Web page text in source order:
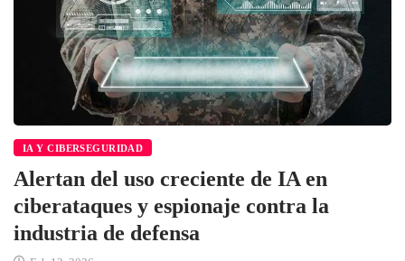
IA Y CIBERSEGURIDAD
Alertan del uso creciente de IA en
ciberataques y espionaje contra la
industria de defensa